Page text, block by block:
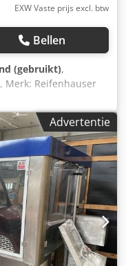
EXW Vaste prijs excl. btw
Bellen
(gebruikt),
, Merk: Reifenhauser
2016 Staat:
of plaat PET:
kg/u Maximale
120 mm Elektrische
kalenderrol: 1800
/ 700 mm Maximale
Diktebereik
Ahyjwa 4-
webwikkeling
aan wijzigingen
voorbehoud van
Advertentie